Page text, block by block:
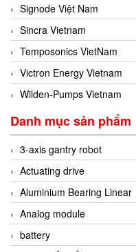
Signode Việt Nam
Sincra Vietnam
Temposonics VietNam
Victron Energy Vietnam
Wilden-Pumps Vietnam
Danh mục sản phẩm
3-axis gantry robot
Actuating drive
Aluminium Bearing Linear
Analog module
battery